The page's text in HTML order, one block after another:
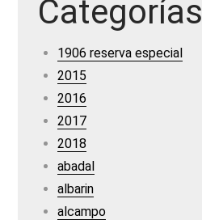
Categorías
1906 reserva especial
2015
2016
2017
2018
abadal
albarin
alcampo